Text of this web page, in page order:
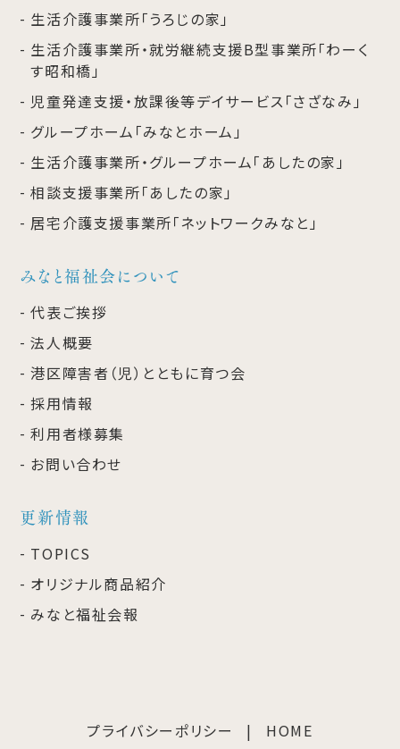
生活介護事業所「うろじの家」
生活介護事業所・就労継続支援B型事業所「わーく
す昭和橋」
児童発達支援・放課後等デイサービス「さざなみ」
グループホーム「みなとホーム」
生活介護事業所・グループホーム「あしたの家」
相談支援事業所「あしたの家」
居宅介護支援事業所「ネットワークみなと」
みなと福祉会について
代表ご挨拶
法人概要
港区障害者（児）とともに育つ会
採用情報
利用者様募集
お問い合わせ
更新情報
TOPICS
オリジナル商品紹介
みなと福祉会報
プライバシーポリシー HOME